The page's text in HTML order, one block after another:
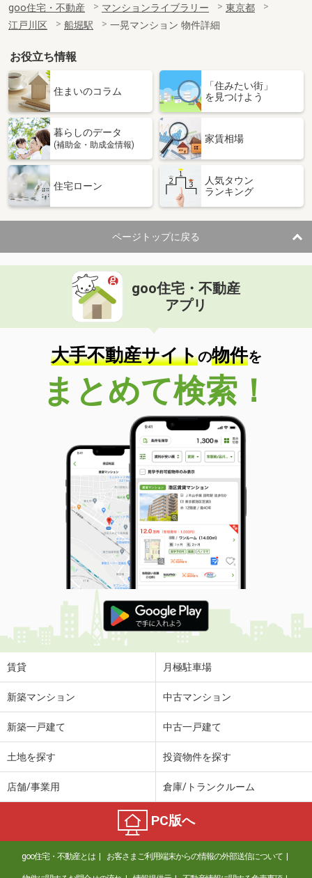
goo住宅・不動産 マンションライブラリー
東京都
江戸川区
船堀駅 一晃マンション 物件詳細
お役立ち情報
住まいのコラム
「住みたい街」
を見つけよう
暮らしのデータ
(補助金・助成金情報)
家賃相場
住宅ローン
人気タウン
ランキング
ページトップに戻る
goo住宅・不動産
アプリ
大手不動産サイトの物件を
まとめて検索！
賃貸 月極駐車場
新築マンション 中古マンション
新築一戸建て 中古一戸建て
土地を探す 投資物件を探す
店舗/事業用 倉庫/トランクルーム
PC版へ
goo住宅・不動産とは お客さまご利用端末からの情報の外部送信について